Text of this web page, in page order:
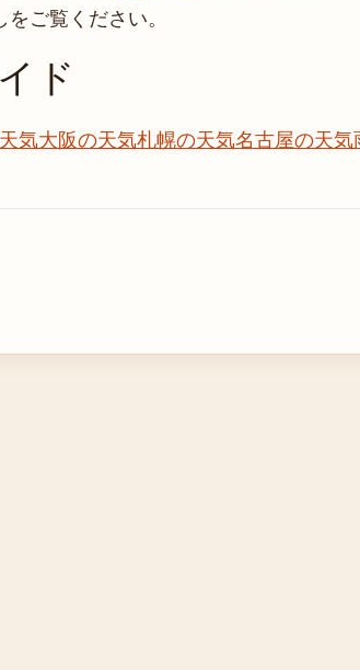
ご覧ください。
ド
気大阪の天気札幌の天気名古屋の天気